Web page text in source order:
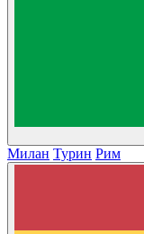
Милан Турин Рим